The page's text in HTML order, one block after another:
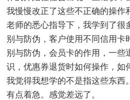
我慢慢改正了这些不正确的操作
老师的悉心指导下，我学到了很
别与防伪，客户使用不同信用卡
别与防伪，会员卡的作用，一些
识，优惠券退货时如何操作，如
我觉得我想学的不是指这些东西
有点着急。感觉差远了。